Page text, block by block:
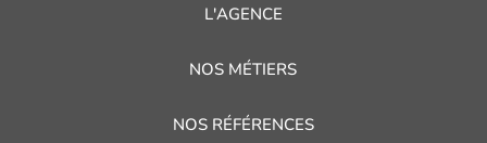
L'AGENCE
NOS MÉTIERS
NOS RÉFÉRENCES